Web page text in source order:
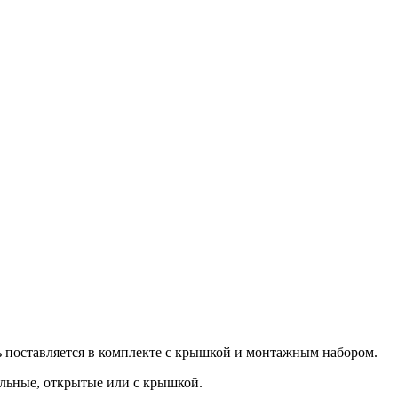
в комплекте с крышкой и монтажным набором.
открытые или с крышкой.